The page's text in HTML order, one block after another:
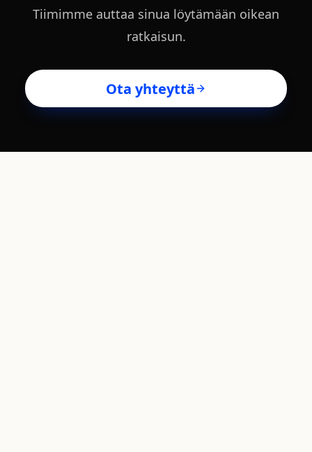
Tiimimme auttaa sinua löytämään oikean
ratkaisun.
Ota yhteyttä